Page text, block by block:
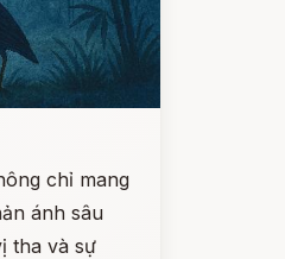
chỉ mang
ánh sâu
tha và sự